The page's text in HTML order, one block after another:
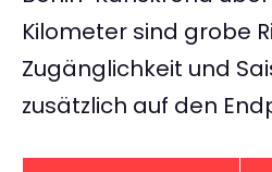
Kilometer sind grobe
Zugänglichkeit und
zusätzlich auf den